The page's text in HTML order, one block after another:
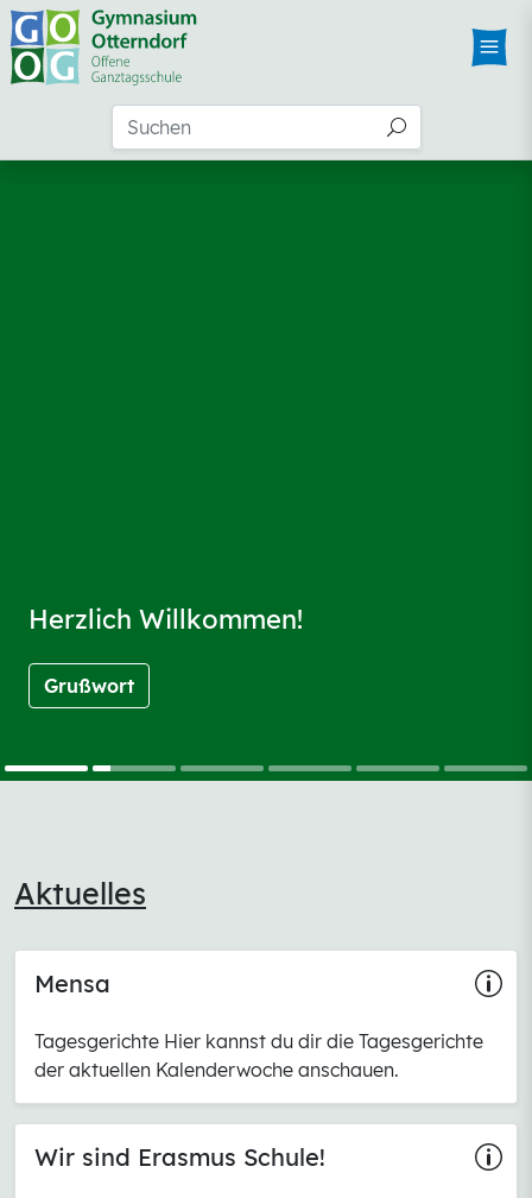
Herzlich Willkommen!
Grußwort
Aktuelles
Mensa
Tagesgerichte Hier kannst du dir die Tagesgerichte
der aktuellen Kalenderwoche anschauen.
Wir sind Erasmus Schule!